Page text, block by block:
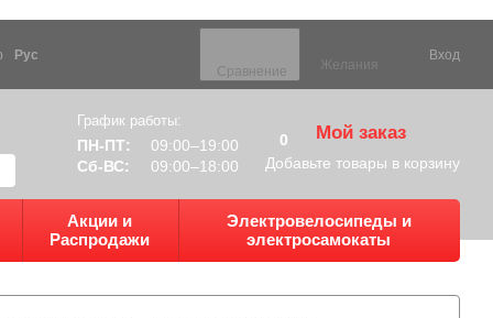
Рус
Сравнение
Желания
Вход
График работы:
ПН-ПТ:
09:00–19:00
Сб-ВС:
09:00–18:00
0 Мой заказ
Добавьте товары в корзину
Акции и
Распродажи
Электровелосипеды и
электросамокаты